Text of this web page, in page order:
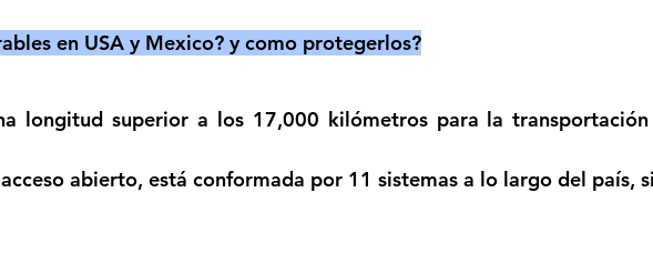
en USA y Mexico? y como protegerlos?
longitud superior a los 17,000 kilómetros para la
abierto, está conformada por 11 sistemas a lo largo del país,